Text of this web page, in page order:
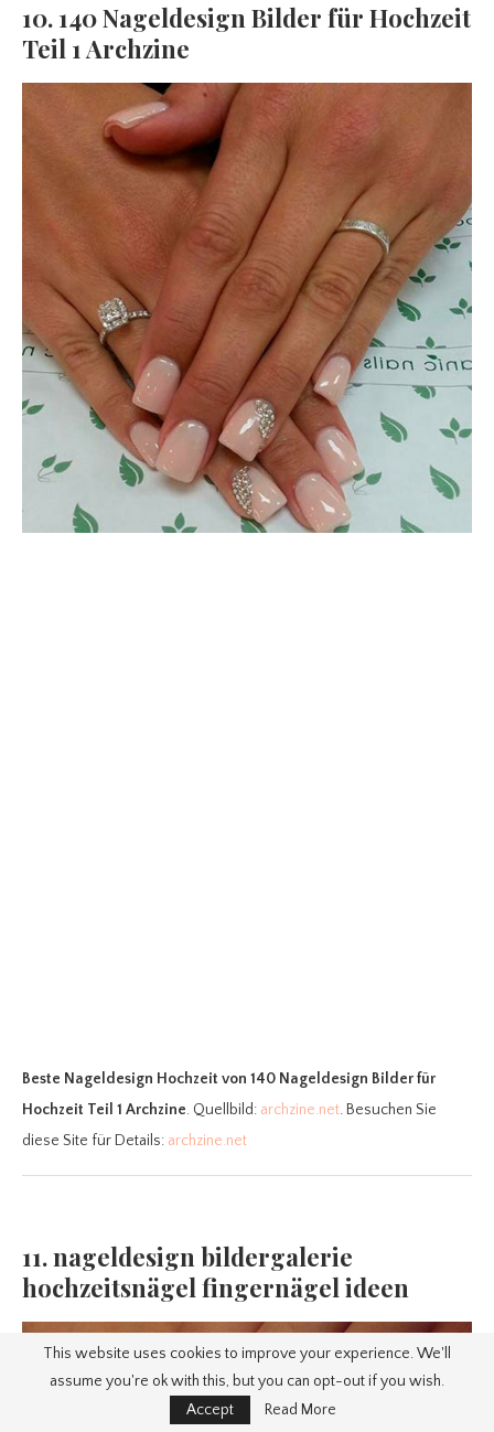
10. 140 Nageldesign Bilder für Hochzeit
Teil 1 Archzine
Beste Nageldesign Hochzeit von 140 Nageldesign Bilder für
Hochzeit Teil 1 Archzine. Quellbild: archzine.net. Besuchen Sie
diese Site für Details: archzine.net
11. nageldesign bildergalerie
hochzeitsnägel fingernägel ideen
This website uses cookies to improve your experience. We'll
assume you're ok with this, but you can opt-out if you wish.
Accept
Read More